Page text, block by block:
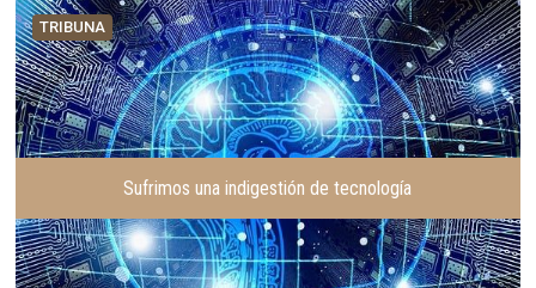
TRIBUNA
Sufrimos una indigestión de tecnología